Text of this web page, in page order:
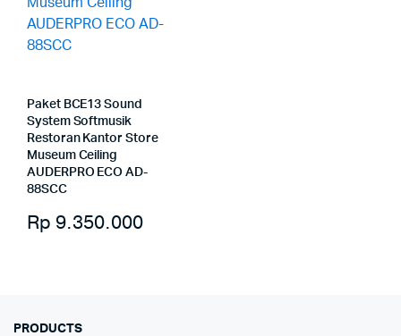
Paket BCE13 Sound
System Softmusik
Restoran Kantor Store
Museum Ceiling
AUDERPRO ECO AD-
88SCC
Rp 9.350.000
PRODUCTS